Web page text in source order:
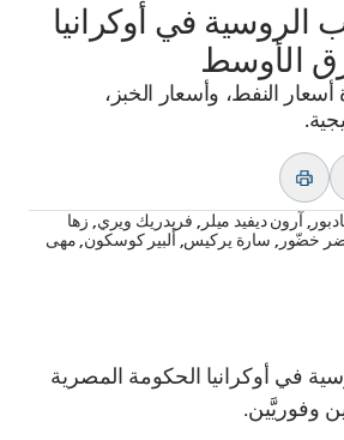
الروسية في أوكرانيا
الأوسط
أسعار النفط، وأسعار الخبز،
,آرون ديفيد ميلر , فريدريك ويري, زها
خضّور , سارة يركيس, ألبير كوسكون, مهى
في أوكرانيا الحكومة المصرية
وفوريَّين.